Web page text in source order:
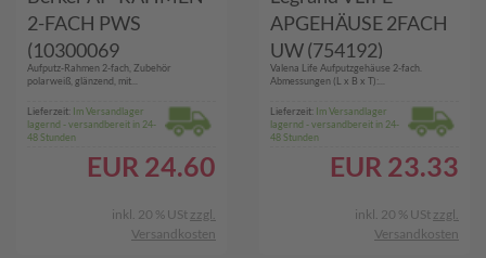
2-FACH PWS
(10300069
ARSYS/Q.1)
Aufputz-Rahmen 2-fach, Zubehör
polarweiß, glänzend, mit...
Lieferzeit: Im Versandlager
lagernd - versandbereit in 24-
48 Stunden
EUR 24.60
inkl. 20 % USt zzgl.
Versandkosten
APGEHÄUSE 2FACH
UW (754192)
Valena Life Aufputzgehäuse 2-fach.
Abmessungen (L x B x T):...
Lieferzeit: Im Versandlager
lagernd - versandbereit in 24-
48 Stunden
EUR 23.33
inkl. 20 % USt zzgl.
Versandkosten